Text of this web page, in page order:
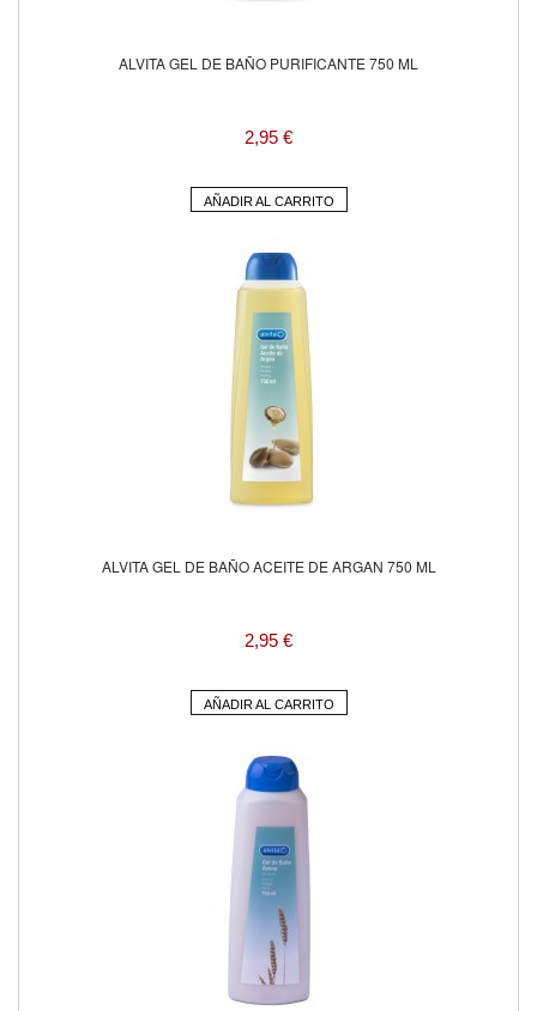
ALVITA GEL DE BAÑO PURIFICANTE 750 ML
2,95 €
AÑADIR AL CARRITO
ALVITA GEL DE BAÑO ACEITE DE ARGAN 750 ML
2,95 €
AÑADIR AL CARRITO